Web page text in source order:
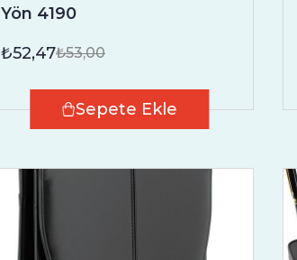
Yön 4190
₺52,47₺53,00
Sepete Ekle